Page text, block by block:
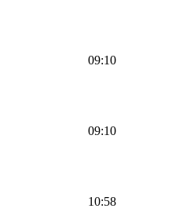
09:10
09:10
10:58